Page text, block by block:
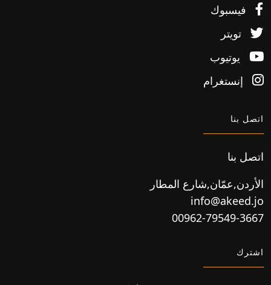
فيسبوك
تويتر
يوتيوب
إنستغرام
اتصل بنا
اتصل بنا
الأردن,عمّان,شارع المطار
info@akeed.jo
00962-79549-3667
اشترك